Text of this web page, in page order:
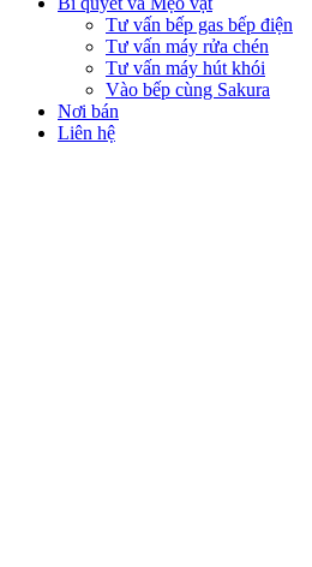
Tư vấn bếp gas bếp điện
Tư vấn máy rửa chén
Tư vấn máy hút khói
Vào bếp cùng Sakura
Nơi bán
Liên hệ